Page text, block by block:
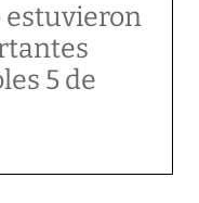
estuvieron
5 de